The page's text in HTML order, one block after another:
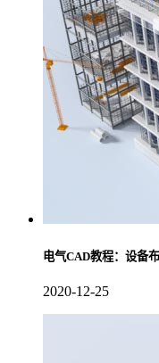
电气CAD教程：设备
2020-12-25